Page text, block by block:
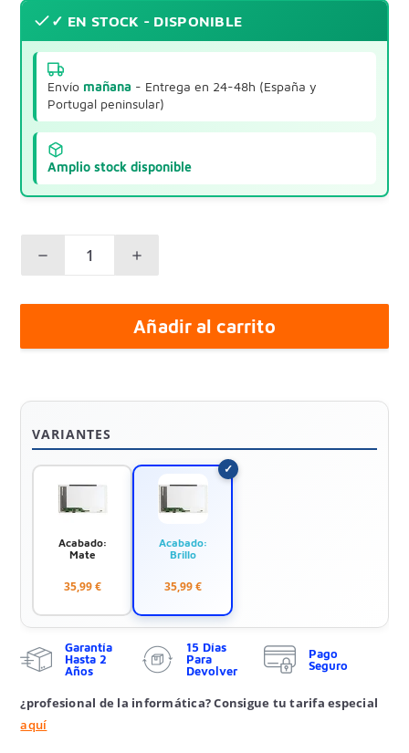
✓ EN STOCK - DISPONIBLE
Envío mañana - Entrega en 24-48h (España y
Portugal peninsular)
Amplio stock disponible
Añadir al carrito
VARIANTES
Acabado:
Mate
35,99 €
Acabado:
Brillo
35,99 €
Garantía
Hasta 2
Años
15 Días
Para
Devolver
Pago
Seguro
¿profesional de la informática? Consigue tu tarifa especial
aquí